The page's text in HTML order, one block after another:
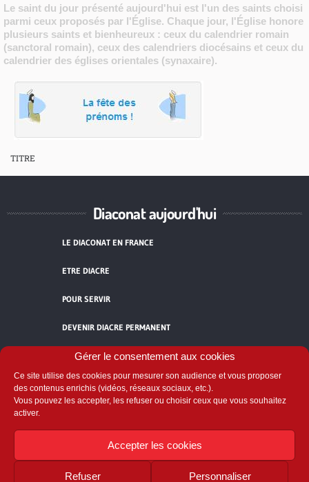
Gérer le consentement aux cookies
Ce site utilise des cookies pour mesurer son audience et vous proposer
des contenus enrichis (vidéos, réseaux sociaux, etc.).
Vous pouvez les accepter, les refuser ou choisir ceux que vous souhaitez
activer.
Accepter les cookies
Refuser Personnaliser
Le saint du jour présenté aujourd'hui est l'un des saints choisi
parmi ceux proposés par l'Église. Chaque jour, l'Église honore
plusieurs saints et bienheureux : ceux du calendrier romain
(sanctoral romain), ceux des calendriers diocésains et ceux du
calendrier des églises orientales (synaxaire).
TITRE
Diaconat aujourd'hui
LE DIACONAT EN FRANCE
ETRE DIACRE
POUR SERVIR
DEVENIR DIACRE PERMANENT
TÉMOIGNAGES
ACCUEIL
Comité National du Diaconat